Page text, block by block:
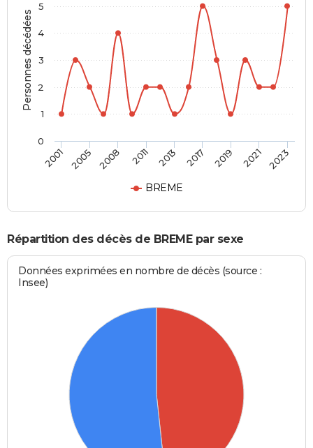
Personnes décédées
BREME
2001 2005 2008 2011 2013 2017 2019 2021 2023
0
1
2
3
4
5
Répartition des décès de BREME par sexe
Données exprimées en nombre de décès (source :
Insee)